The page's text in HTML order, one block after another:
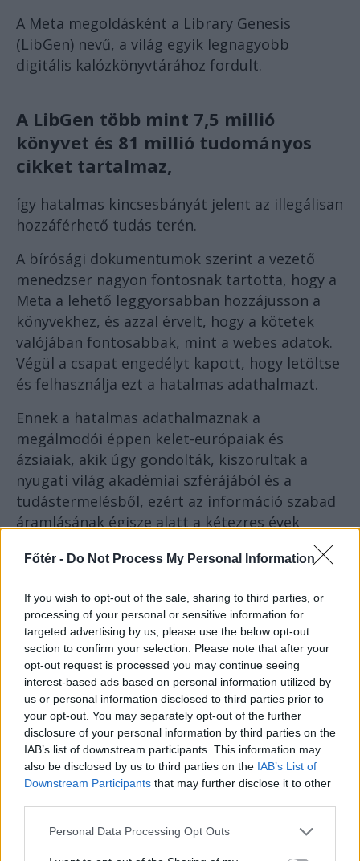
Főtér - Do Not Process My Personal Information
If you wish to opt-out of the sale, sharing to third parties, or
processing of your personal or sensitive information for
targeted advertising by us, please use the below opt-out
section to confirm your selection. Please note that after your
opt-out request is processed you may continue seeing
interest-based ads based on personal information utilized by
us or personal information disclosed to third parties prior to
your opt-out. You may separately opt-out of the further
disclosure of your personal information by third parties on the
IAB’s list of downstream participants. This information may
also be disclosed by us to third parties on the IAB’s List of
Downstream Participants that may further disclose it to other
Personal Data Processing Opt Outs
A Meta megoldásként a Library Genesis
(LibGen) nevű, a világ egyik legnagyobb
digitális kalózkönyvtárához fordult.
A LibGen több mint 7,5 millió
könyvet és 81 millió tudományos
cikket tartalmaz,
így hatalmas kincsesbányát jelent az illegálisan
hozzáférhető tudás terén.
A bírósági dokumentumok szerint a vezető
menedzser nagyon fontosnak tartotta, hogy a
Meta a lehető leggyorsabban hozzájusson a
könyvekhez, és azzal érvelt, hogy a kötetek
valójában fontosabbak, mint a webes adatok.
Végül a csapat engedélyt kapott, hogy letöltse
és felhasználja ezt a hatalmas adathalmazt.
Ennek a hatalmas adathalmaznak a
megálmodói éppen kelet-európaiak és
ázsiaiak, akik úgy gondolták, kiszorultak a
nyugati világ akadémiai szférájából és a
tudástermelésből, ezért az információ szabad
áramlásának égisze alatt a kétezres évek
közepén hozták létre projektjüket. Lehet itt
moralizálni napestig, de nem érdemes:
hányszor gondoltunk már arra,
hogy jobb lenne hozzáférni kedvenc
sorozatunkhoz, könyvünkhöz
ingyen, két kattintással?
Egy apró kitérőt teszek: magam nem csupán
az olvasó, hanem az író emberek kategóriájába
is tartozom. Az elmúlt hat évben két
verseskötet jelent meg a nevem alatt, ezek
közül az egyikben olyan szövegeket
publikáltam, amelyekhez kutatómunkát